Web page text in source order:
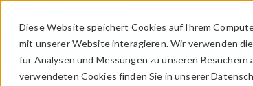
Diese Website speichert Cookies auf Ihrem
mit unserer Website interagieren. Wir verwenden
für Analysen und Messungen zu unseren
verwendeten Cookies finden Sie in unserer